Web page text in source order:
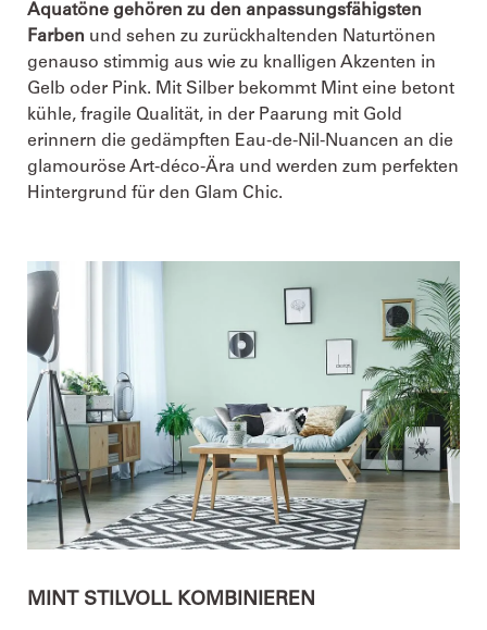
Aquatöne gehören zu den anpassungsfähigsten
Farben und sehen zu zurückhaltenden Naturtönen
genauso stimmig aus wie zu knalligen Akzenten in
Gelb oder Pink. Mit Silber bekommt Mint eine betont
kühle, fragile Qualität, in der Paarung mit Gold
erinnern die gedämpften Eau-de-Nil-Nuancen an die
glamouröse Art-déco-Ära und werden zum perfekten
Hintergrund für den Glam Chic.
MINT STILVOLL KOMBINIEREN